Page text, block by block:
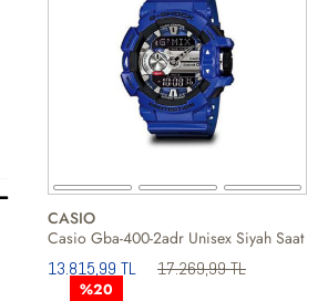
CASIO
Casio Gba-400-2adr Unisex Siyah Saat
13.815,99 TL 17.269,99 TL
%20